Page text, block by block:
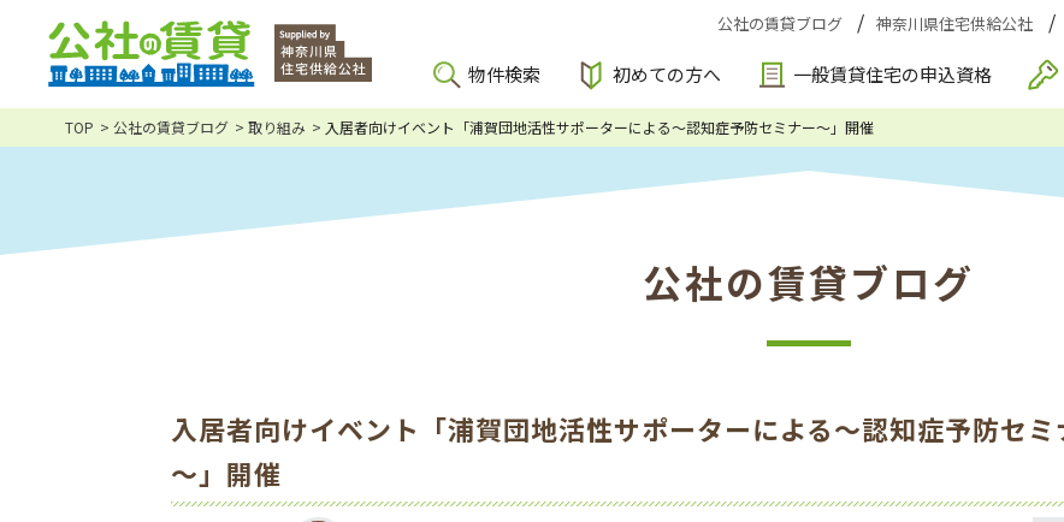
公社の賃貸ブログ 神奈川県住宅供給公社
物件検索 初めての方へ 一般賃貸住宅の申込資格
TOP 公社の賃貸ブログ 取り組み 入居者向けイベント「浦賀団地活性サポーターによる～認知症予防セミナー～」開催
公社の賃貸ブログ
入居者向けイベント「浦賀団地活性サポーターによる～認知症予防セミ
～」開催